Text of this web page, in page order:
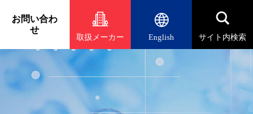
お問い合わ
せ
取扱メーカー English サイト内検索